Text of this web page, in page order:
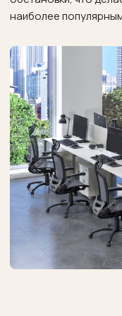
наиболее